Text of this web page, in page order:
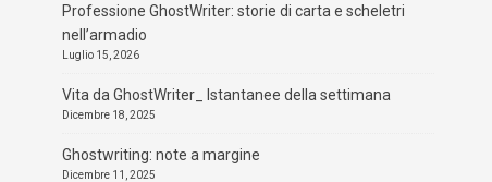
Professione GhostWriter: storie di carta e scheletri
nell’armadio
Luglio 15, 2026
Vita da GhostWriter_ Istantanee della settimana
Dicembre 18, 2025
Ghostwriting: note a margine
Dicembre 11, 2025